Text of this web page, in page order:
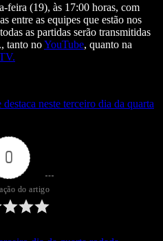
feira (19), às 17:00 horas, com
entre as equipes que estão nos
as partidas serão transmitidas
, tanto noYouTube, quanto na
destaca neste terceiro dia da quarta
0
do artigo